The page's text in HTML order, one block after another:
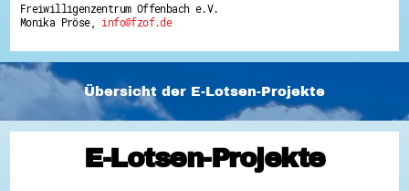
Freiwilligenzentrum Offenbach e.V.
Monika Pröse, info@fzof.de
Übersicht der E-Lotsen-Projekte
E-Lotsen-Projekte